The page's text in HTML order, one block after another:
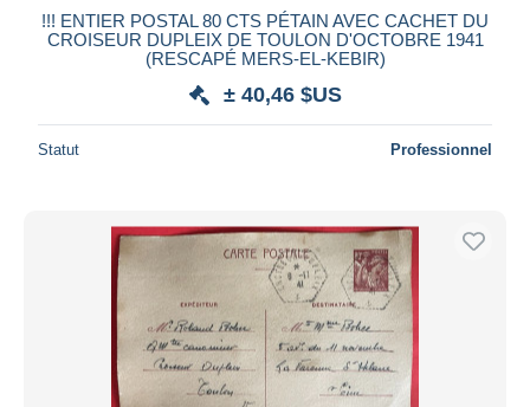
!!! ENTIER POSTAL 80 CTS PÉTAIN AVEC CACHET DU
CROISEUR DUPLEIX DE TOULON D'OCTOBRE 1941
(RESCAPÉ MERS-EL-KEBIR)
± 40,46 $US
Statut Professionnel